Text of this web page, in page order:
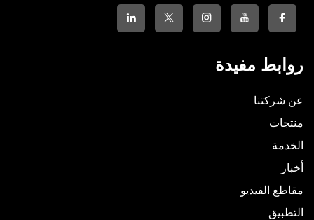
روابط مفيدة
عن شركتنا
منتجات
الخدمة
أخبار
مقاطع الفيديو
التطبيق